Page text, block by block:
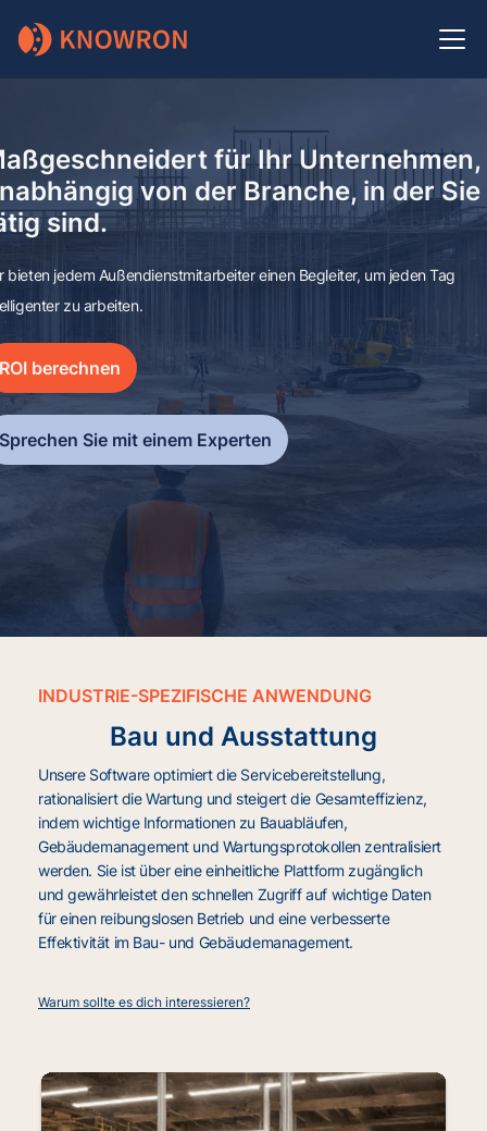
für Ihr Unternehmen,
von der Branche, in der Sie
sind.
bieten jedem Außendienstmitarbeiter einen Begleiter, um jeden Tag
zu arbeiten.
ROI berechnen
Sprechen Sie mit einem Experten
INDUSTRIE-SPEZIFISCHE ANWENDUNG
Bau und Ausstattung
Unsere Software optimiert die Servicebereitstellung,
rationalisiert die Wartung und steigert die Gesamteffizienz,
indem wichtige Informationen zu Bauabläufen,
Gebäudemanagement und Wartungsprotokollen zentralisiert
werden. Sie ist über eine einheitliche Plattform zugänglich
und gewährleistet den schnellen Zugriff auf wichtige Daten
für einen reibungslosen Betrieb und eine verbesserte
Effektivität im Bau- und Gebäudemanagement.
Warum sollte es dich interessieren?